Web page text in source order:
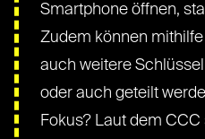
Smartphone öffnen,
Zudem können
auch weitere
oder auch geteilt
Fokus? Laut dem